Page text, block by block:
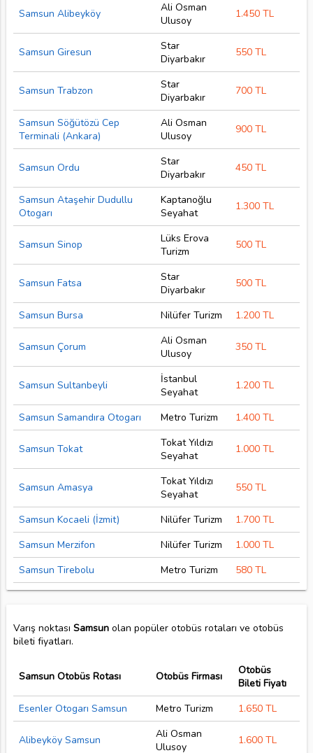
Samsun Alibeyköy
Ali Osman
Ulusoy
1.450 TL
Samsun Giresun
Star
Diyarbakır
550 TL
Samsun Trabzon
Star
Diyarbakır
700 TL
Samsun Söğütözü Cep
Terminali (Ankara)
Ali Osman
Ulusoy
900 TL
Samsun Ordu
Star
Diyarbakır
450 TL
Samsun Ataşehir Dudullu
Otogarı
Kaptanoğlu
Seyahat
1.300 TL
Samsun Sinop
Lüks Erova
Turizm
500 TL
Samsun Fatsa
Star
Diyarbakır
500 TL
Samsun Bursa Nilüfer Turizm 1.200 TL
Samsun Çorum
Ali Osman
Ulusoy
350 TL
Samsun Sultanbeyli
İstanbul
Seyahat
1.200 TL
Samsun Samandıra Otogarı Metro Turizm 1.400 TL
Samsun Tokat
Tokat Yıldızı
Seyahat
1.000 TL
Samsun Amasya
Tokat Yıldızı
Seyahat
550 TL
Samsun Kocaeli (İzmit) Nilüfer Turizm
1.700 TL
Samsun Merzifon
Nilüfer Turizm
1.000 TL
Samsun Tirebolu
Metro Turizm 580 TL
Varış noktası Samsunolan popüler otobüs rotaları ve otobüs
bileti fiyatları.
Samsun Otobüs Rotası Otobüs Firması
Otobüs
Bileti Fiyatı
Esenler Otogarı Samsun
Metro Turizm 1.650 TL
Alibeyköy Samsun
Ali Osman
Ulusoy
1.600 TL